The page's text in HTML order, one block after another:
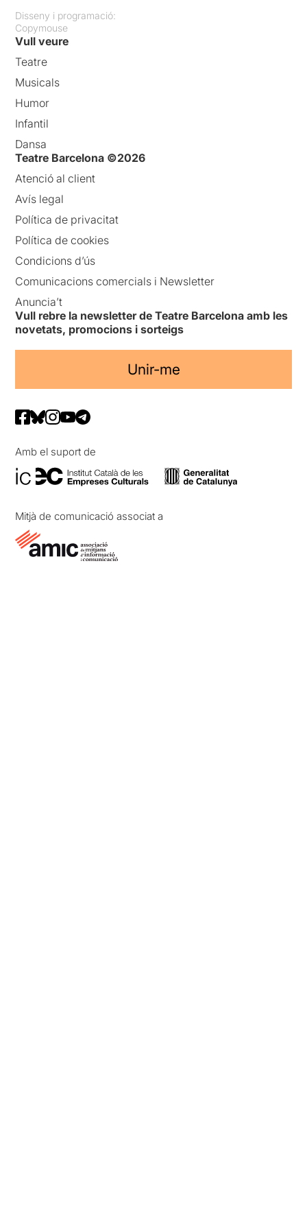
Disseny i programació:
Copymouse
Vull veure
Teatre
Musicals
Humor
Infantil
Dansa
Teatre Barcelona ©2026
Atenció al client
Avís legal
Política de privacitat
Política de cookies
Condicions d’ús
Comunicacions comercials i Newsletter
Anuncia’t
Vull rebre la newsletter de Teatre Barcelona amb les
novetats, promocions i sorteigs
Unir-me
Amb el suport de
Mitjà de comunicació associat a